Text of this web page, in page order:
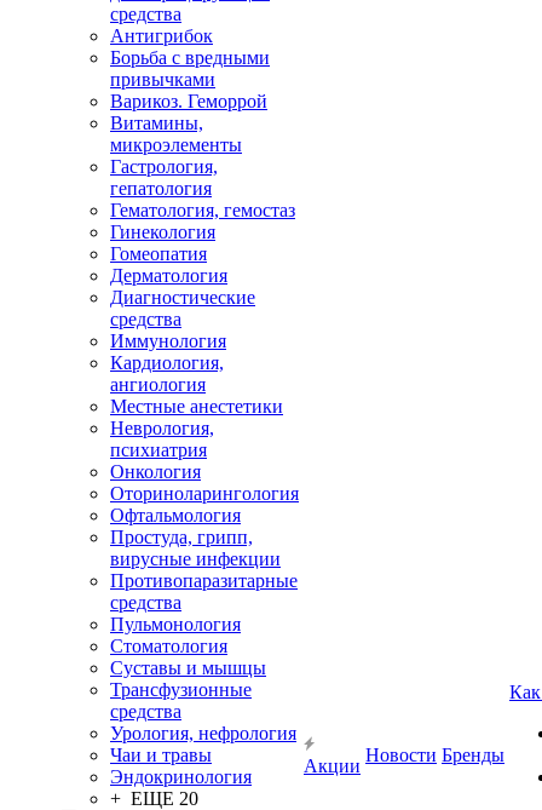
средства
Антигрибок
Борьба с вредными
привычками
Варикоз. Геморрой
Витамины,
микроэлементы
Гастрология,
гепатология
Гематология, гемостаз
Гинекология
Гомеопатия
Дерматология
Диагностические
средства
Иммунология
Кардиология,
ангиология
Местные анестетики
Неврология,
психиатрия
Онкология
Оториноларингология
Офтальмология
Простуда, грипп,
вирусные инфекции
Противопаразитарные
средства
Пульмонология
Стоматология
Суставы и мышцы
Трансфузионные
средства
Урология, нефрология
Чаи и травы
Эндокринология
+ ЕЩЕ 20
Акции
Новости Бренды